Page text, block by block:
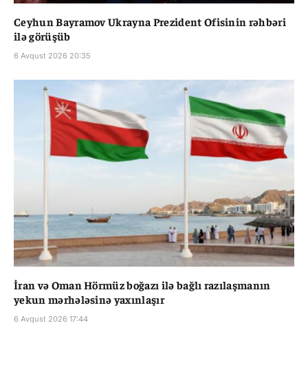
Ceyhun Bayramov Ukrayna Prezident Ofisinin rəhbəri
ilə görüşüb
6 Avqust 2026 20:35
İran və Oman Hörmüz boğazı ilə bağlı razılaşmanın
yekun mərhələsinə yaxınlaşır
6 Avqust 2026 17:44